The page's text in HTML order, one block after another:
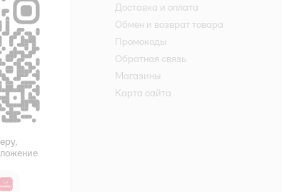
Play
AppGallery
Доставка и оплата
Обмен и возврат товара
Промокоды
Обратная связь
Магазины
Карта сайта